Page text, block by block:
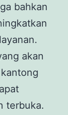
bahkan
akan
terbuka.